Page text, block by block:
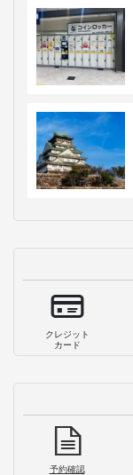
クレジット
カード
予約確認